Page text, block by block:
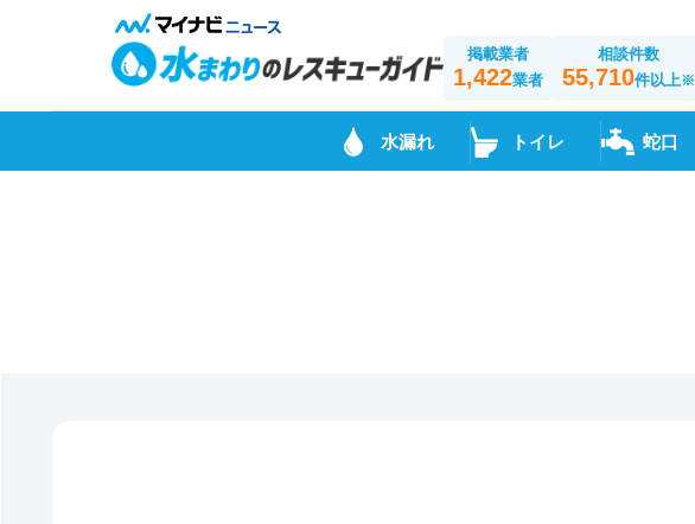
掲載業者
1,422業者
相談件数
55,710件以上※
水漏れ トイレ 蛇口